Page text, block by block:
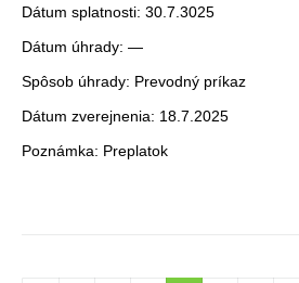
Dátum splatnosti: 30.7.3025
Dátum úhrady: —
Spôsob úhrady: Prevodný príkaz
Dátum zverejnenia: 18.7.2025
Poznámka: Preplatok